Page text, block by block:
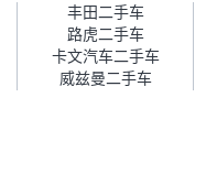
帮我谈
后是通
式，便
丰田二手车
路虎二手车
卡文汽车二手车
威兹曼二手车